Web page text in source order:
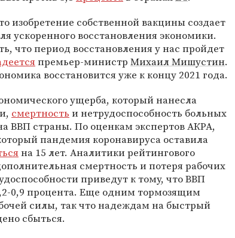
изобретение собственной вакцины создает
ускоренного восстановления экономики.
что период восстановления у нас пройдет
премьер-министр Михаил Мишустин.
восстановится уже к концу 2021 года.
ущерба, который нанесла
смертность и нетрудоспособность больных
ВВП страны. По оценкам экспертов АКРА,
пандемия коронавируса оставила
на 15 лет. Аналитики рейтингового
смертность и потеря рабочих
приведут к тому, что ВВП
0,9 процента. Еще одним тормозящим
силы, так что надеждам на быстрый
сбыться.